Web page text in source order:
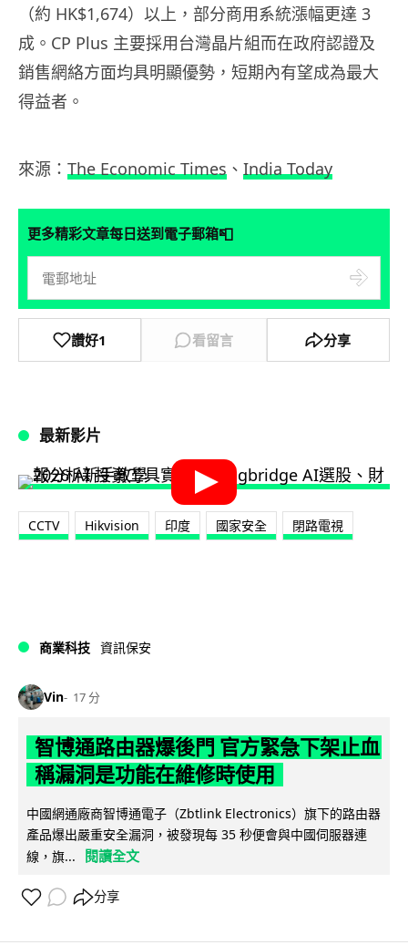
（約 HK$1,674）以上，部分商用系統漲幅更達 3
成。CP Plus 主要採用台灣晶片組而在政府認證及
銷售網絡方面均具明顯優勢，短期內有望成為最大
得益者。
來源： The Economic Times 、 India Today
更多精彩文章每日送到電子郵箱📮
讚好1 看留言 分享
最新影片
CCTV Hikvision 印度 國家安全 閉路電視
商業科技 資訊保安
Vin 17 分
智博通路由器爆後門 官方緊急下架止血
稱漏洞是功能在維修時使用
中國網通廠商智博通電子（Zbtlink Electronics）旗下的路由器
產品爆出嚴重安全漏洞，被發現每 35 秒便會與中國伺服器連
線，旗...
閱讀全文
分享